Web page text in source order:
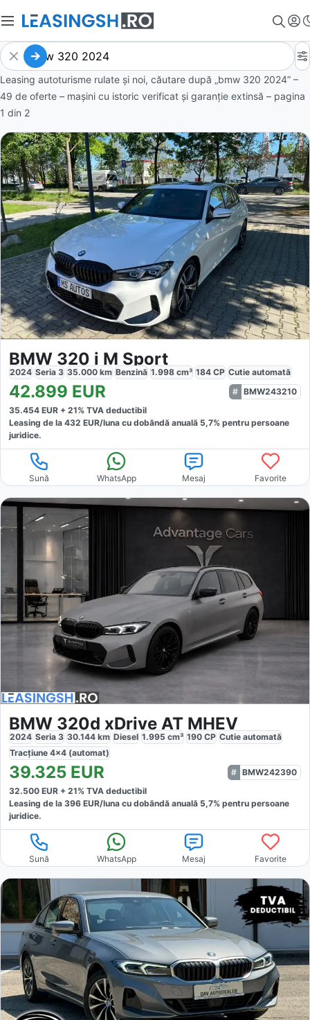
Leasing autoturisme rulate și noi, căutare după „bmw 320 2024” –
49 de oferte – mașini cu istoric verificat și garanție extinsă – pagina
1 din 2
BMW 320 i M Sport
2024 Seria 3 35.000 km Benzină 1.998 cm³ 184 CP Cutie automată
42.899 EUR
BMW243210
35.454 EUR + 21% TVA deductibil
Leasing de la 432 EUR/luna cu dobăndă anuală 5,7% pentru persoane
juridice.
Sună WhatsApp Mesaj Favorite
BMW 320d xDrive AT MHEV
2024 Seria 3 30.144 km Diesel 1.995 cm³ 190 CP Cutie automată
Tracțiune 4x4 (automat)
39.325 EUR
BMW242390
32.500 EUR + 21% TVA deductibil
Leasing de la 396 EUR/luna cu dobăndă anuală 5,7% pentru persoane
juridice.
Sună WhatsApp Mesaj Favorite